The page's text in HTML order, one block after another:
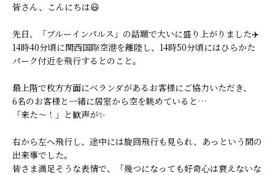
皆さん、こんにちは😃
先日、「ブルーインパルス」の話題で大いに盛り上がりました✈️
14時40分頃に関西国際空港を離陸し、14時50分頃にはひらかた
パーク付近を飛行するとのこと。
最上階で枚方方面にベランダがあるお客様にご協力いただき、
6名のお客様と一緒に居室から空を眺めていると…
「来た〜！」と歓声が✨
右から左へ飛行し、途中には旋回飛行も見られ、あっという間の
出来事でした。
皆さま満足そうな表情で、「幾つになっても好奇心は衰えないな